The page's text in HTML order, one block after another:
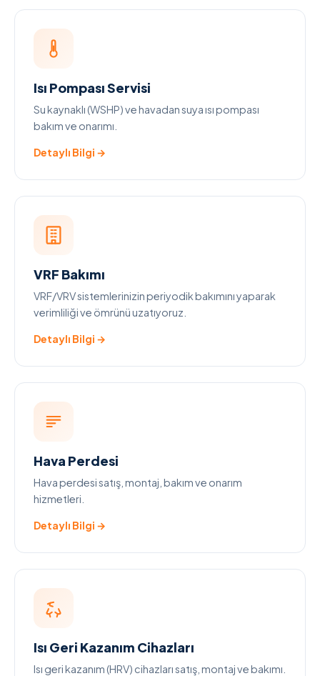
Isı Pompası Servisi
Su kaynaklı (WSHP) ve havadan suya ısı pompası
bakım ve onarımı.
Detaylı Bilgi →
VRF Bakımı
VRF/VRV sistemlerinizin periyodik bakımını yaparak
verimliliği ve ömrünü uzatıyoruz.
Detaylı Bilgi →
Hava Perdesi
Hava perdesi satış, montaj, bakım ve onarım
hizmetleri.
Detaylı Bilgi →
Isı Geri Kazanım Cihazları
Isı geri kazanım (HRV) cihazları satış, montaj ve bakımı.